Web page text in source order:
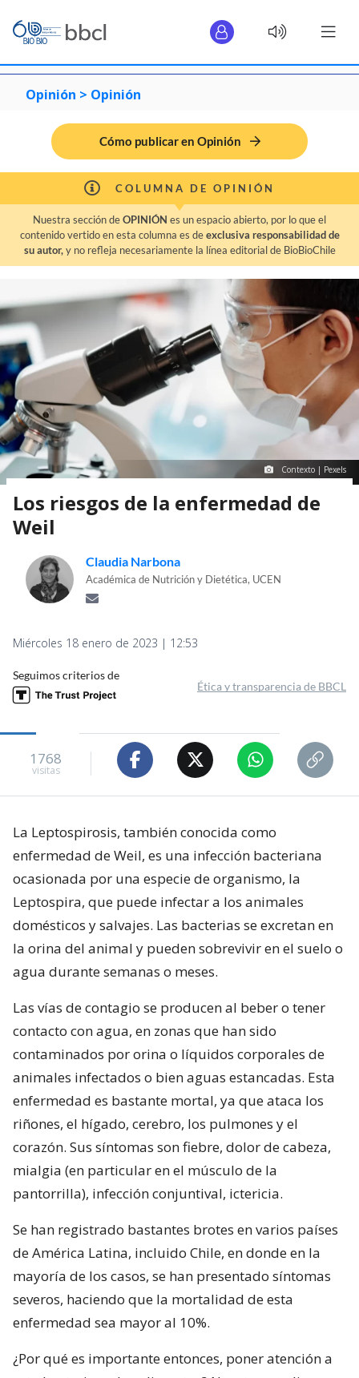
Opinión > Opinión
Cómo publicar en Opinión
COLUMNA DE OPINIÓN
Nuestra sección deOPINIÓN es un espacio abierto, por lo que el
contenido vertido en esta columna es deexclusiva responsabilidad de
su autor,y no refleja necesariamente la línea editorial de BioBioChile
Contexto | Pexels
Los riesgos de la enfermedad de
Weil
Claudia Narbona
Académica de Nutrición y Dietética, UCEN
Miércoles 18 enero de 2023 | 12:53
Seguimos criterios de
Ética y transparencia de BBCL
1768
visitas
La Leptospirosis, también conocida como
enfermedad de Weil, es una infección bacteriana
ocasionada por una especie de organismo, la
Leptospira, que puede infectar a los animales
domésticos y salvajes. Las bacterias se excretan en
la orina del animal y pueden sobrevivir en el suelo o
agua durante semanas o meses.
Las vías de contagio se producen al beber o tener
contacto con agua, en zonas que han sido
contaminados por orina o líquidos corporales de
animales infectados o bien aguas estancadas. Esta
enfermedad es bastante mortal, ya que ataca los
riñones, el hígado, cerebro, los pulmones y el
corazón. Sus síntomas son fiebre, dolor de cabeza,
mialgia (en particular en el músculo de la
pantorrilla), infección conjuntival, ictericia.
Se han registrado bastantes brotes en varios países
de América Latina, incluido Chile, en donde en la
mayoría de los casos, se han presentado síntomas
severos, haciendo que la mortalidad de esta
enfermedad sea mayor al 10%.
¿Por qué es importante entonces, poner atención a